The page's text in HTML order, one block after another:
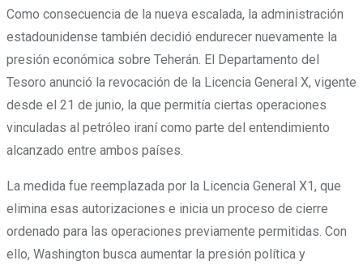
Como consecuencia de la nueva escalada, la administración
estadounidense también decidió endurecer nuevamente la
presión económica sobre Teherán. El Departamento del
Tesoro anunció la revocación de la Licencia General X, vigente
desde el 21 de junio, la que permitía ciertas operaciones
vinculadas al petróleo iraní como parte del entendimiento
alcanzado entre ambos países.
La medida fue reemplazada por la Licencia General X1, que
elimina esas autorizaciones e inicia un proceso de cierre
ordenado para las operaciones previamente permitidas. Con
ello, Washington busca aumentar la presión política y